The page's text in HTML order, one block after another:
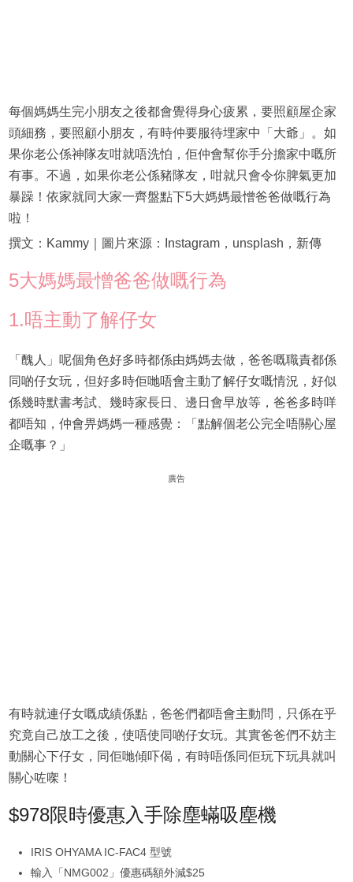
每個媽媽生完小朋友之後都會覺得身心疲累，要照顧屋企家
頭細務，要照顧小朋友，有時仲要服待埋家中「大爺」。如
果你老公係神隊友咁就唔洗怕，佢仲會幫你手分擔家中嘅所
有事。不過，如果你老公係豬隊友，咁就只會令你脾氣更加
暴躁！依家就同大家一齊盤點下5大媽媽最憎爸爸做嘅行為
啦！
撰文：Kammy｜圖片來源：Instagram，unsplash，新傳
5大媽媽最憎爸爸做嘅行為
1.唔主動了解仔女
「醜人」呢個角色好多時都係由媽媽去做，爸爸嘅職責都係
同啲仔女玩，但好多時佢哋唔會主動了解仔女嘅情況，好似
係幾時默書考試、幾時家長日、邊日會早放等，爸爸多時咩
都唔知，仲會畀媽媽一種感覺：「點解個老公完全唔關心屋
企嘅事？」
廣告
有時就連仔女嘅成績係點，爸爸們都唔會主動問，只係在乎
究竟自己放工之後，使唔使同啲仔女玩。其實爸爸們不妨主
動關心下仔女，同佢哋傾吓偈，有時唔係同佢玩下玩具就叫
關心咗㗎！
$978限時優惠入手除塵蟎吸塵機
IRIS OHYAMA IC-FAC4 型號
輸入「NMG002」優惠碼額外減$25